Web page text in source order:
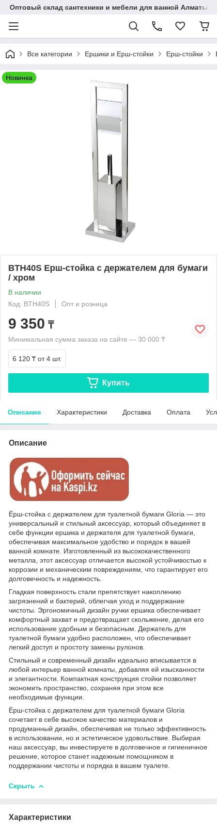
Оптовый склад сантехники и мебели для ванной Алматы •
Все категории Ершики и Ерш-стойки Ерш-стойки
Новинка
BTH40S Ерш-стойка с держателем для бумаги
/ хром
В наличии
Код: BTH40S
Опт и розница
9 350 ₸
Минимальная сумма заказа на сайте — 30 000 ₸
6 120 ₸ от 4 шт.
Купить
Описание Характеристики Доставка Оплата
Описание
Ёрш-стойка с держателем для туалетной бумаги Gloria — это
универсальный и стильный аксессуар, который объединяет в
себе функции ершика и держателя для туалетной бумаги,
обеспечивая максимальное удобство и порядок в вашей
ванной комнате. Изготовленный из высококачественного
металла, этот аксессуар отличается высокой устойчивостью к
коррозии и механическим повреждениям, что гарантирует его
долговечность и надежность.
Гладкая поверхность стали препятствует накоплению
загрязнений и бактерий, облегчая уход и поддержание
чистоты. Эргономичный дизайн ручки ершика обеспечивает
комфортный захват и предотвращает скольжение, делая его
использование удобным и безопасным. Держатель для
туалетной бумаги удобно расположен, что обеспечивает
легкий доступ и простоту замены рулонов.
Стильный и современный дизайн идеально вписывается в
любой интерьер ванной комнаты, добавляя ей изысканности
и элегантности. Компактная конструкция стойки позволяет
экономить пространство, сохраняя при этом все
необходимые функции.
Ёрш-стойка с держателем для туалетной бумаги Gloria
сочетает в себе высокое качество материалов и
продуманный дизайн, обеспечивая не только эффективность
в использовании, но и эстетическое удовольствие. Выбирая
наш аксессуар, вы инвестируете в долговечное и гигиеничное
решение, которое станет надежным помощником в
поддержании чистоты и порядка в вашем туалете.
Скрыть
Характеристики